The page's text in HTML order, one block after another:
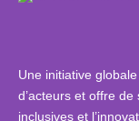
Une initiative
d’acteurs et offre
inclusives et